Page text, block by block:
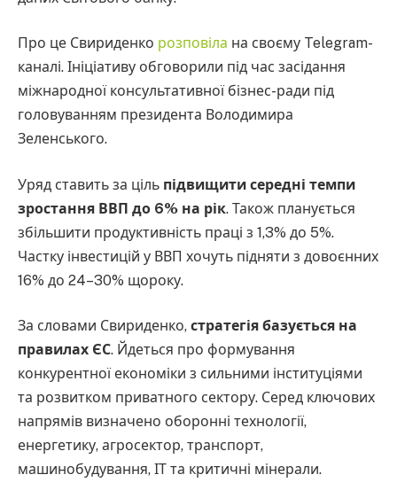
Про це Свириденко розповіла на своєму Telegram-
каналі. Ініціативу обговорили під час засідання
міжнародної консультативної бізнес-ради під
головуванням президента Володимира
Зеленського.
Уряд ставить за ціль підвищити середні темпи
зростання ВВП до 6% на рік. Також планується
збільшити продуктивність праці з 1,3% до 5%.
Частку інвестицій у ВВП хочуть підняти з довоєнних
16% до 24–30% щороку.
За словами Свириденко, стратегія базується на
правилах ЄС. Йдеться про формування
конкурентної економіки з сильними інституціями
та розвитком приватного сектору. Серед ключових
напрямів визначено оборонні технології,
енергетику, агросектор, транспорт,
машинобудування, ІТ та критичні мінерали.